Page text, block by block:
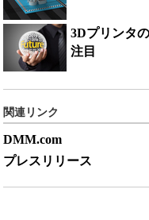
3Dプリンタ
注目
関連リンク
DMM.com
プレスリリース